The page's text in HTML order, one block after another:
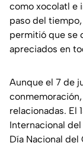
como xocolatl e
paso del
permitió que se
apreciados en
Aunque el 7 de
relacionadas. El
Internacional
Día Nacional